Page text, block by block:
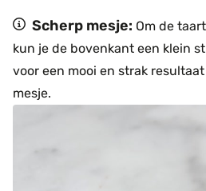
Scherp mesje: Om de
kun je de bovenkant een klein
voor een mooi en strak
mesje.